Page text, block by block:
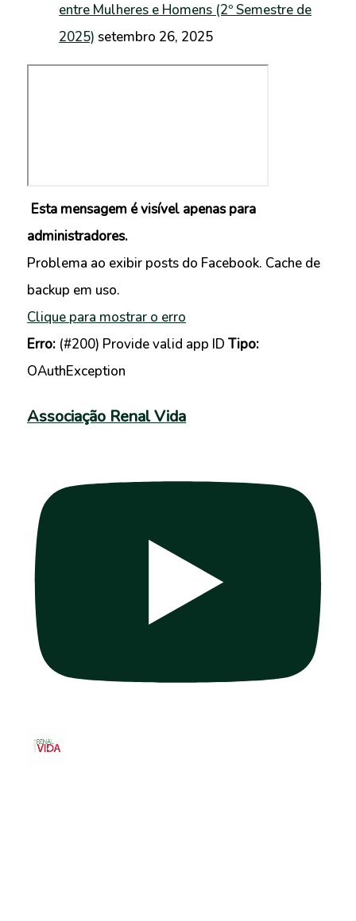
entre Mulheres e Homens (2º Semestre de
2025) setembro 26, 2025
Esta mensagem é visível apenas para
administradores.
Problema ao exibir posts do Facebook. Cache de
backup em uso.
Clique para mostrar o erro
Erro: (#200) Provide valid app IDTipo:
OAuthException
Associação Renal Vida